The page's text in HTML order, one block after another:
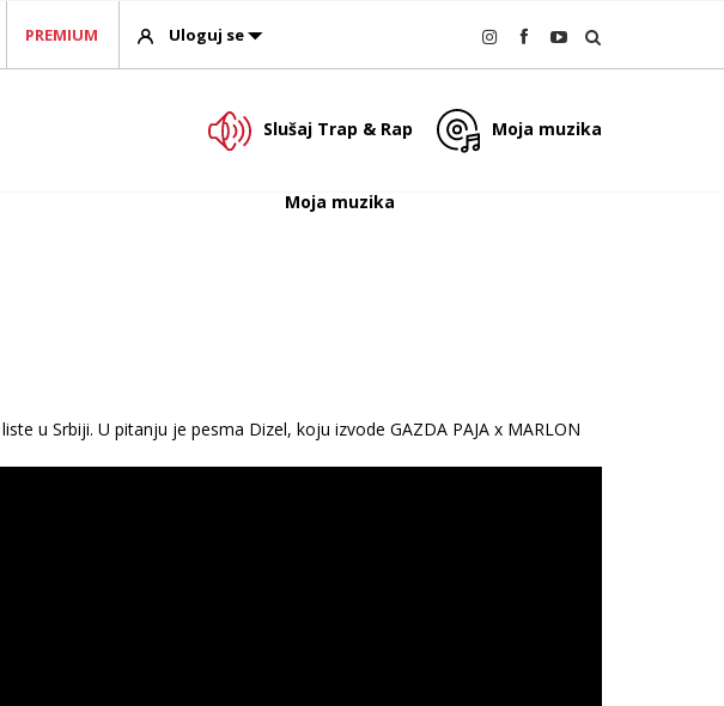
PREMIUM Uloguj se
Slušaj Trap & Rap Moja muzika
Moja muzika
u Srbiji. U pitanju je pesma Dizel, koju izvode GAZDA PAJA x MARLON